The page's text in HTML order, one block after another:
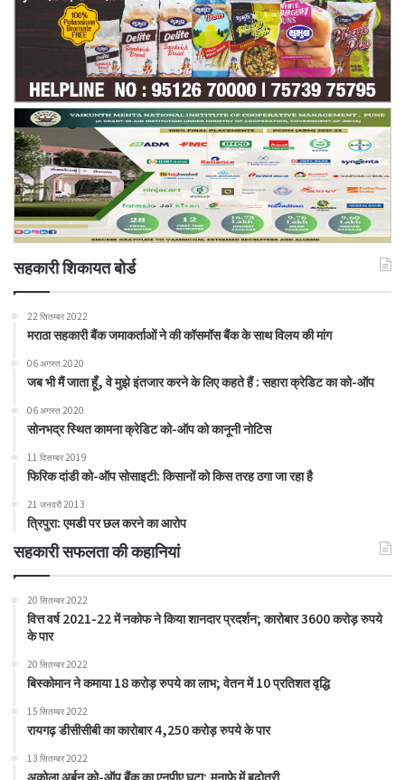
सहकारी शिकायत बोर्ड
22 सितम्बर 2022
मराठा सहकारी बैंक जमाकर्ताओं ने की कॉसमॉस बैंक के साथ विलय की मांग
06 अगस्त 2020
जब भी मैं जाता हूँ, वे मुझे इंतजार करने के लिए कहते हैं : सहारा क्रेडिट का को-ऑप
06 अगस्त 2020
सोनभद्र स्थित कामना क्रेडिट को-ऑप को कानूनी नोटिस
11 दिसम्बर 2019
फिरिक दांडी को-ऑप सोसाइटी: किसानों को किस तरह ठगा जा रहा है
21 जनवरी 2013
त्रिपुरा: एमडी पर छल करने का आरोप
सहकारी सफलता की कहानियां
20 सितम्बर 2022
वित्त वर्ष 2021-22 में नकोफ ने किया शानदार प्रदर्शन; कारोबार 3600 करोड़ रुपये
के पार
20 सितम्बर 2022
बिस्कोमान ने कमाया 18 करोड़ रुपये का लाभ; वेतन में 10 प्रतिशत वृद्धि
15 सितम्बर 2022
रायगढ़ डीसीसीबी का कारोबार 4,250 करोड़ रुपये के पार
13 सितम्बर 2022